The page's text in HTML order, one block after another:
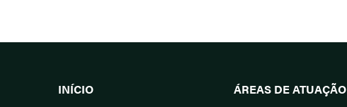
INÍCIO ÁREAS DE ATUAÇÃO